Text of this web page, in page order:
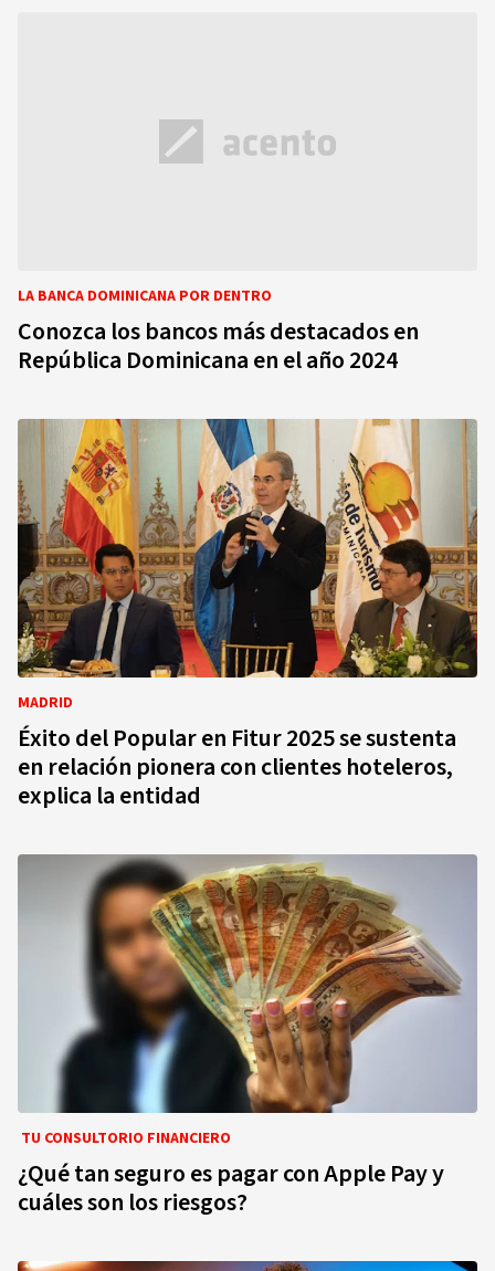
LA BANCA DOMINICANA POR DENTRO
Conozca los bancos más destacados en
República Dominicana en el año 2024
MADRID
Éxito del Popular en Fitur 2025 se sustenta
en relación pionera con clientes hoteleros,
explica la entidad
TU CONSULTORIO FINANCIERO
¿Qué tan seguro es pagar con Apple Pay y
cuáles son los riesgos?